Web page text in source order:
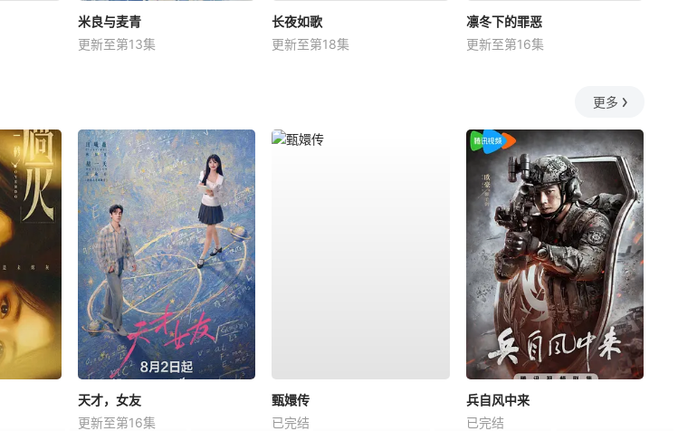
米良与麦青
更新至第13集
长夜如歌
更新至第18集
凛冬下的罪恶
更新至第16集
更多
天才，女友
更新至第16集
甄嬛传
已完结
兵自风中来
已完结